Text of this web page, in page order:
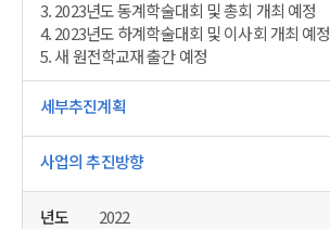
3. 2023년도 동계학술대회 및 총회 개최 예정
4. 2023년도 하계학술대회 및 이사회 개최 예정
5. 새 원전학교재 출간 예정
2022